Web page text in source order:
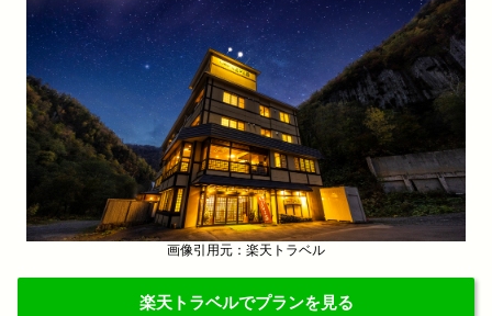
画像引用元：楽天トラベル
楽天トラベルでプランを見る